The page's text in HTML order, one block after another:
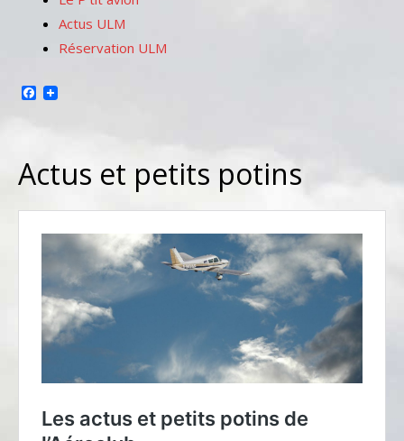
Actus ULM
Réservation ULM
Facebook
Actus et petits potins